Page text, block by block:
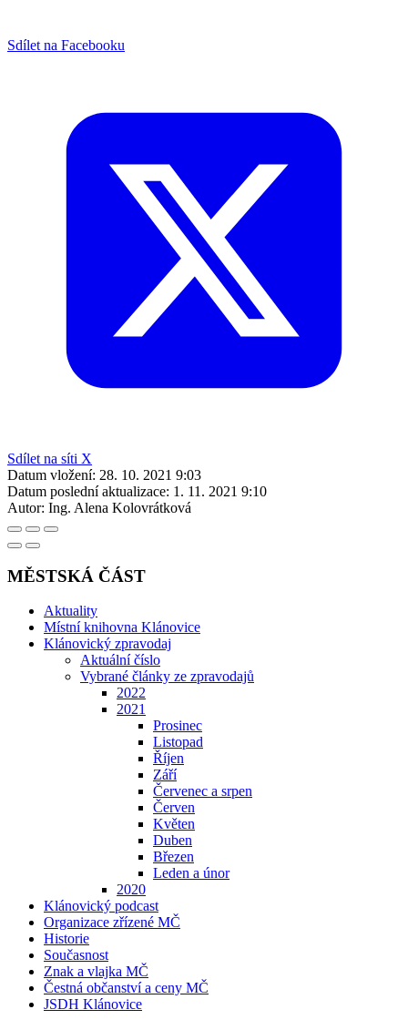
Sdílet na Facebooku
Sdílet na síti X
Datum vložení: 28. 10. 2021 9:03
Datum poslední aktualizace: 1. 11. 2021 9:10
Autor: Ing. Alena Kolovrátková
MĚSTSKÁ ČÁST
Aktuality
Místní knihovna Klánovice
Klánovický zpravodaj
Aktuální číslo
Vybrané články ze zpravodajů
2022
2021
Prosinec
Listopad
Říjen
Září
Červenec a srpen
Červen
Květen
Duben
Březen
Leden a únor
2020
Klánovický podcast
Organizace zřízené MČ
Historie
Současnost
Znak a vlajka MČ
Čestná občanství a ceny MČ
JSDH Klánovice